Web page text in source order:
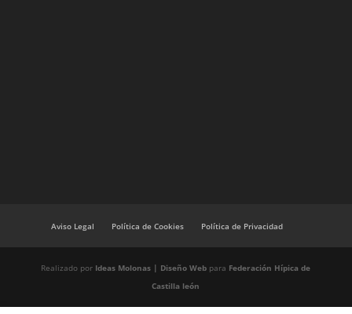
Aviso Legal Política de Cookies Política de Privacidad
Realizado por Ideas Molonas | Diseño Web para Federación Hípica de
Castilla león